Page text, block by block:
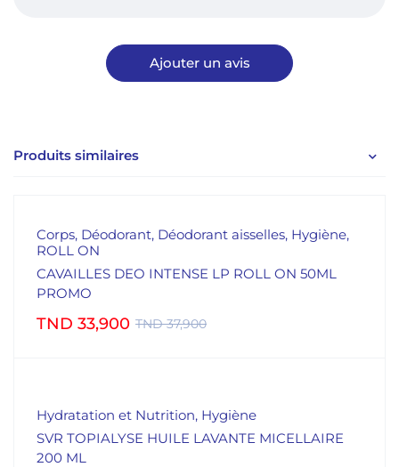
Produits similaires
Corps, Déodorant, Déodorant aisselles, Hygiène,
ROLL ON
CAVAILLES DEO INTENSE LP ROLL ON 50ML
PROMO
TND37,900
TND 33,900
Hydratation et Nutrition, Hygiène
SVR TOPIALYSE HUILE LAVANTE MICELLAIRE
200 ML